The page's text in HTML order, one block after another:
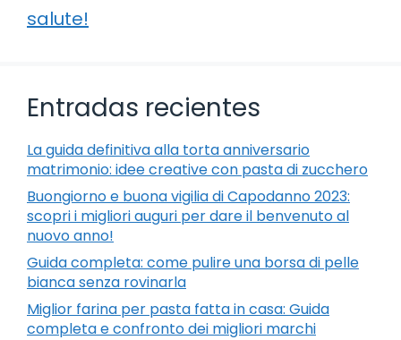
salute!
Entradas recientes
La guida definitiva alla torta anniversario
matrimonio: idee creative con pasta di zucchero
Buongiorno e buona vigilia di Capodanno 2023:
scopri i migliori auguri per dare il benvenuto al
nuovo anno!
Guida completa: come pulire una borsa di pelle
bianca senza rovinarla
Miglior farina per pasta fatta in casa: Guida
completa e confronto dei migliori marchi